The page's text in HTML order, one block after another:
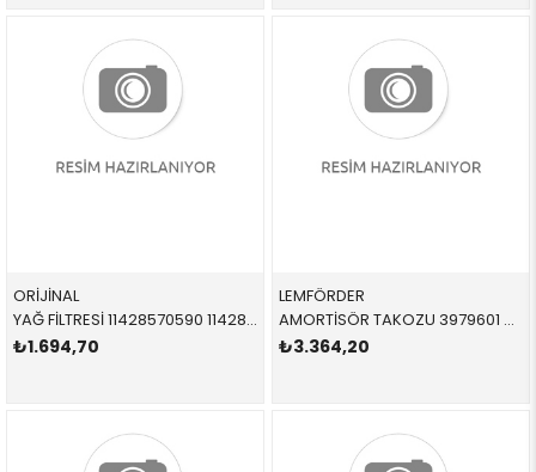
ORİJİNAL
YAĞ FİLTRESİ 11428570590 11428570590 11428570590 F54,F55,F56,F57,F60 B36,B37,B38,B46,B47,B48 2015-2019
₺1.694,70
LEMFÖRDER
AMORTİSÖR TAKOZU 3979601 31305A04C10 31306884183 F55 ÖN SAĞ-SOL 2015-
₺3.364,20